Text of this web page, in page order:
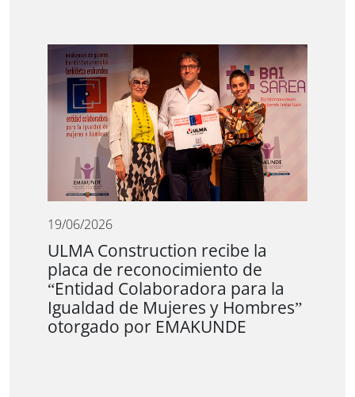
19/06/2026
ULMA Construction recibe la
placa de reconocimiento de
“Entidad Colaboradora para la
Igualdad de Mujeres y Hombres”
otorgado por EMAKUNDE